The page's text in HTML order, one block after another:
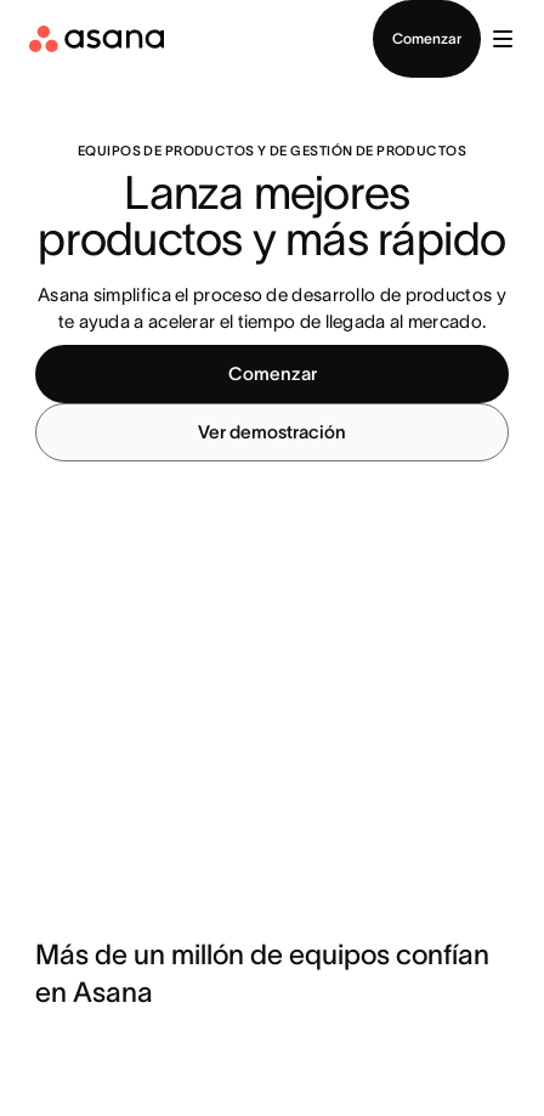
Comenzar
EQUIPOS DE PRODUCTOS Y DE GESTIÓN DE PRODUCTOS
Lanza mejores
productos y más rápido
Asana simplifica el proceso de desarrollo de productos y
te ayuda a acelerar el tiempo de llegada al mercado.
Comenzar
Ver demostración
Más de un millón de equipos confían
en Asana